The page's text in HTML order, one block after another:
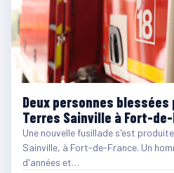
Deux personnes
Terres Sainville à Fort-
Une nouvelle fusillade s'est
Sainville, à Fort-de-France. Un
d'années et…